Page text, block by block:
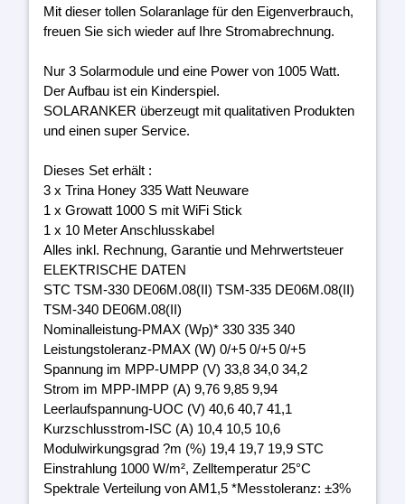
Mit dieser tollen Solaranlage für den Eigenverbrauch,
freuen Sie sich wieder auf Ihre Stromabrechnung.
Nur 3 Solarmodule und eine Power von 1005 Watt.
Der Aufbau ist ein Kinderspiel.
SOLARANKER überzeugt mit qualitativen Produkten
und einen super Service.
Dieses Set erhält :
3 x Trina Honey 335 Watt Neuware
1 x Growatt 1000 S mit WiFi Stick
1 x 10 Meter Anschlusskabel
Alles inkl. Rechnung, Garantie und Mehrwertsteuer
ELEKTRISCHE DATEN
STC TSM-330 DE06M.08(II) TSM-335 DE06M.08(II)
TSM-340 DE06M.08(II)
Nominalleistung-PMAX (Wp)* 330 335 340
Leistungstoleranz-PMAX (W) 0/+5 0/+5 0/+5
Spannung im MPP-UMPP (V) 33,8 34,0 34,2
Strom im MPP-IMPP (A) 9,76 9,85 9,94
Leerlaufspannung-UOC (V) 40,6 40,7 41,1
Kurzschlusstrom-ISC (A) 10,4 10,5 10,6
Modulwirkungsgrad ?m (%) 19,4 19,7 19,9 STC
Einstrahlung 1000 W/m², Zelltemperatur 25°C
Spektrale Verteilung von AM1,5 *Messtoleranz: ±3%